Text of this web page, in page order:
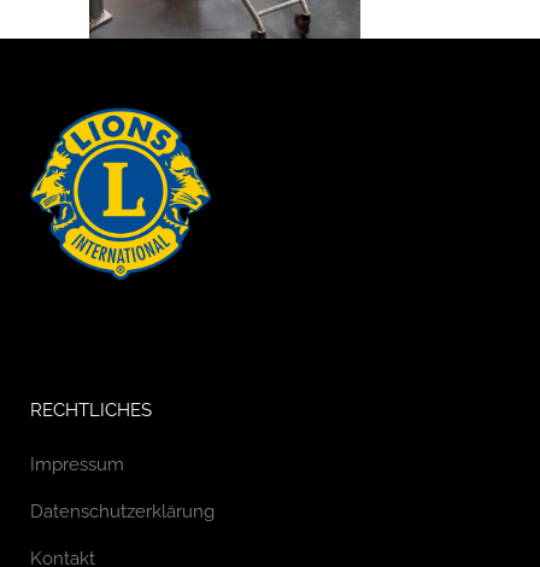
RECHTLICHES
Impressum
Datenschutzerklärung
Kontakt